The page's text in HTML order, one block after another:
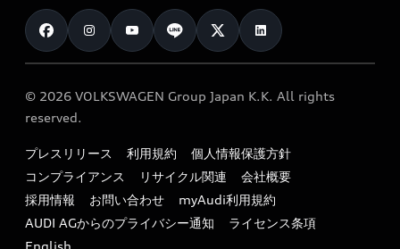
カタログ一覧
車検 / 定期点検
e-tronアフターサポート
myAudi
クオリティ
保証
メンテナンス
ファイナンス
キャンペーン / イベント
買取査定
お知らせ
オーナー様向けキャンペーン
特定整備適用車一覧
リサイクル法
よくある質問（FAQ）
© 2026 VOLKSWAGEN Group Japan K.K. All rights
reserved.
プレスリリース 利用規約
個人情報保護方針
コンプライアンス
リサイクル関連
会社概要
採用情報
お問い合わせ
myAudi利用規約
AUDI AGからのプライバシー通知
ライセンス条項
English